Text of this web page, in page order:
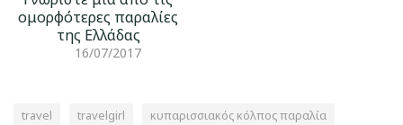
ομορφότερες παραλίες
της Ελλάδας
16/07/2017
travel travelgirl κυπαρισσιακός κόλπος παραλία